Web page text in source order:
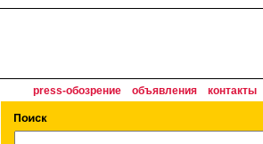
press-обозрение объявления контакты